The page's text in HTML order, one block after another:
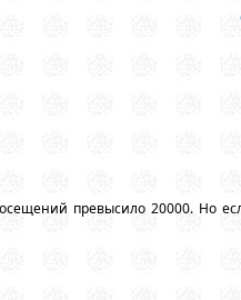
превысило 20000. Но